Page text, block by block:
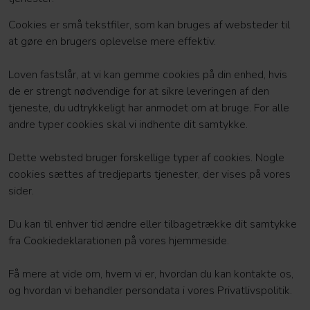
Cookies er små tekstfiler, som kan bruges af websteder til
at gøre en brugers oplevelse mere effektiv.
Loven fastslår, at vi kan gemme cookies på din enhed, hvis
de er strengt nødvendige for at sikre leveringen af den
tjeneste, du udtrykkeligt har anmodet om at bruge. For alle
andre typer cookies skal vi indhente dit samtykke.
Dette websted bruger forskellige typer af cookies. Nogle
cookies sættes af tredjeparts tjenester, der vises på vores
sider.
Du kan til enhver tid ændre eller tilbagetrække dit samtykke
fra Cookiedeklarationen på vores hjemmeside.
Få mere at vide om, hvem vi er, hvordan du kan kontakte os,
og hvordan vi behandler persondata i vores Privatlivspolitik.